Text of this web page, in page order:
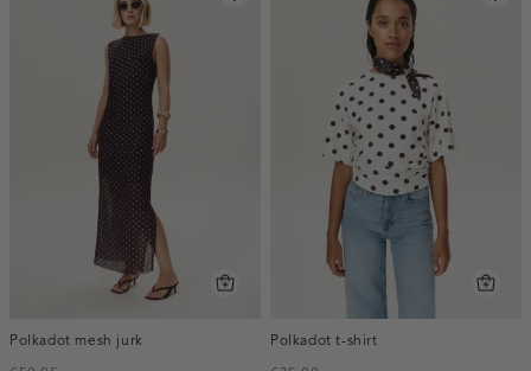
Polkadot mesh jurk
Polkadot t-shirt